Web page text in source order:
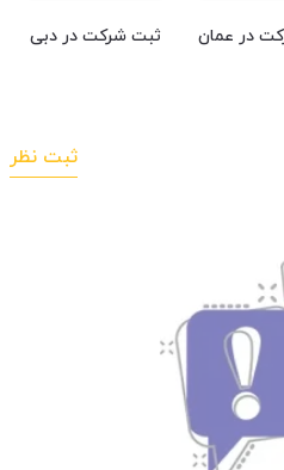
در عمان ثبت شرکت در دبی
ثبت نظر